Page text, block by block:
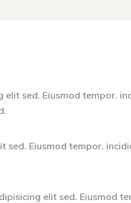
sed. Eiusmod tempor.
sed. Eiusmod tempor.
elit sed. Eiusmod